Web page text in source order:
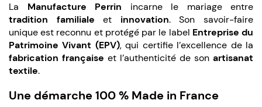
La Manufacture Perrin incarne le mariage entre
tradition familiale et innovation. Son savoir-faire
unique est reconnu et protégé par le label Entreprise du
Patrimoine Vivant (EPV), qui certifie l’excellence de la
fabrication française et l’authenticité de son artisanat
textile.
Une démarche 100 % Made in France